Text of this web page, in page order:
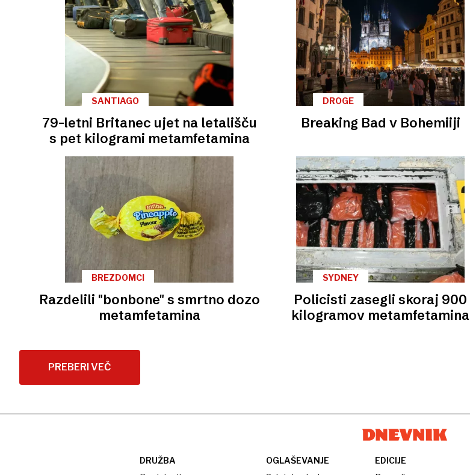
SANTIAGO
79-letni Britanec ujet na letališču
s pet kilogrami metamfetamina
DROGE
Breaking Bad v Bohemiiji
BREZDOMCI
Razdelili "bonbone" s smrtno dozo
metamfetamina
SYDNEY
Policisti zasegli skoraj 900
kilogramov metamfetamina
PREBERI VEČ
DRUŽBA
OGLAŠEVANJE
EDICIJE